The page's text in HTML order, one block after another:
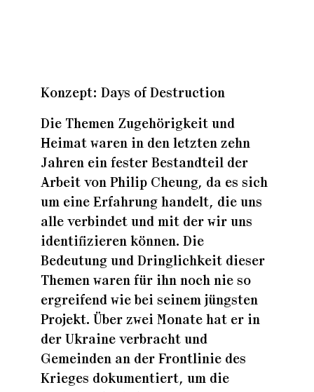
Konzept: Days of Destruction
Die Themen Zugehörigkeit und
Heimat waren in den letzten zehn
Jahren ein fester Bestandteil der
Arbeit von Philip Cheung, da es sich
um eine Erfahrung handelt, die uns
alle verbindet und mit der wir uns
identifizieren können. Die
Bedeutung und Dringlichkeit dieser
Themen waren für ihn noch nie so
ergreifend wie bei seinem jüngsten
Projekt. Über zwei Monate hat er in
der Ukraine verbracht und
Gemeinden an der Frontlinie des
Krieges dokumentiert, um die